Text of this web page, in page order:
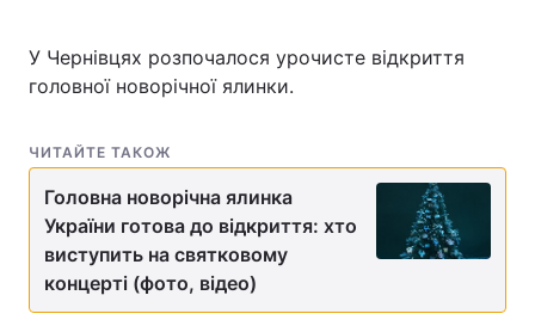
У Чернівцях розпочалося урочисте відкриття
головної новорічної ялинки.
ЧИТАЙТЕ ТАКОЖ
Головна новорічна ялинка
України готова до відкриття: хто
виступить на святковому
концерті (фото, відео)